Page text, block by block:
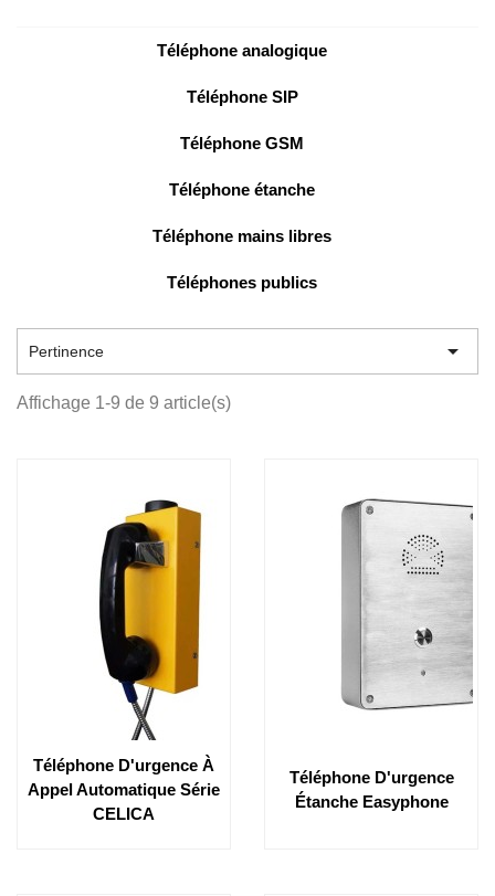
Téléphone analogique
Téléphone SIP
Téléphone GSM
Téléphone étanche
Téléphone mains libres
Téléphones publics
Pertinence 
Affichage 1-9 de 9 article(s)
Téléphone D'urgence À
Appel Automatique Série
CELICA
Téléphone D'urgence
Étanche Easyphone